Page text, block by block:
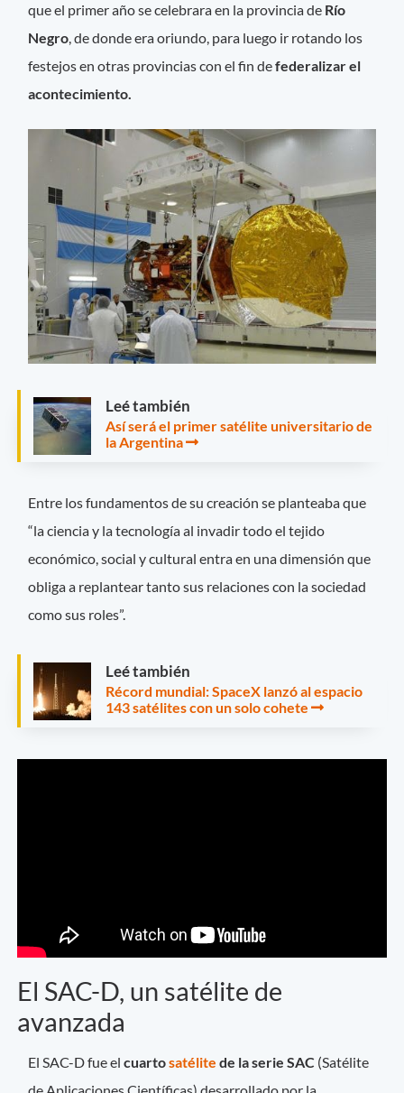
que el primer año se celebrara en la provincia de Río
Negro, de donde era oriundo, para luego ir rotando los
festejos en otras provincias con el fin defederalizar el
acontecimiento.
Leé también
Así será el primer satélite universitario de
la Argentina
Entre los fundamentos de su creación se planteaba que
“la ciencia y la tecnología al invadir todo el tejido
económico, social y cultural entra en una dimensión que
obliga a replantear tanto sus relaciones con la sociedad
como sus roles”.
Leé también
Récord mundial: SpaceX lanzó al espacio
143 satélites con un solo cohete
El SAC-D, un satélite de
avanzada
El SAC-D fue elcuartosatélitede la serie SAC (Satélite